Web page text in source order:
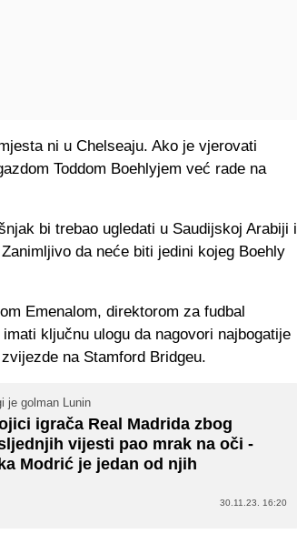
ni u Chelseaju. Ako je vjerovati
Toddom Boehlyjem već rade na
bi trebao ugledati u Saudijskoj Arabiji i
da neće biti jedini kojeg Boehly
Emenalom, direktorom za fudbal
ključnu ulogu da nagovori najbogatije
na Stamford Bridgeu.
je golman Lunin
igrača Real Madrida zbog
vijesti pao mrak na oči -
Modrić je jedan od njih
30.11.23. 16:20